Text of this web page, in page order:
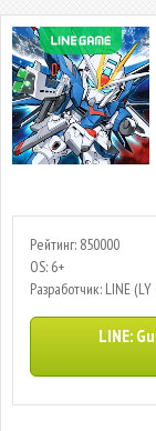
Рейтинг: 850000
OS: 6+
Разработчик: LINE
LINE: